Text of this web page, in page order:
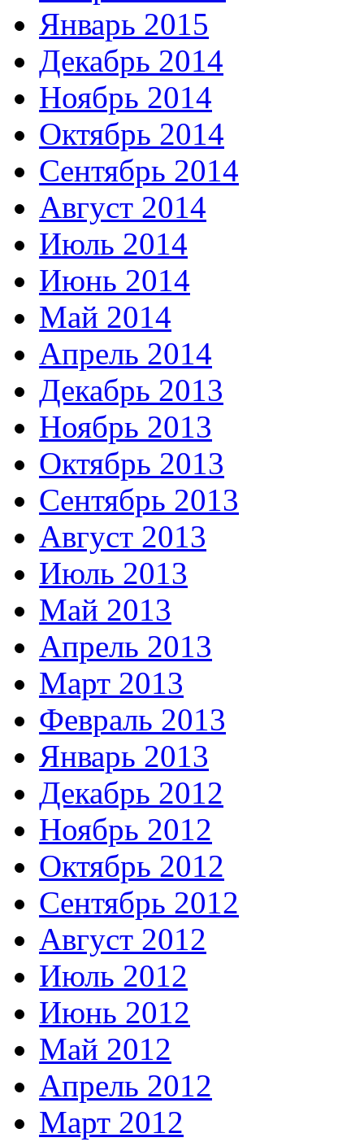
Январь 2015
Декабрь 2014
Ноябрь 2014
Октябрь 2014
Сентябрь 2014
Август 2014
Июль 2014
Июнь 2014
Май 2014
Апрель 2014
Декабрь 2013
Ноябрь 2013
Октябрь 2013
Сентябрь 2013
Август 2013
Июль 2013
Май 2013
Апрель 2013
Март 2013
Февраль 2013
Январь 2013
Декабрь 2012
Ноябрь 2012
Октябрь 2012
Сентябрь 2012
Август 2012
Июль 2012
Июнь 2012
Май 2012
Апрель 2012
Март 2012